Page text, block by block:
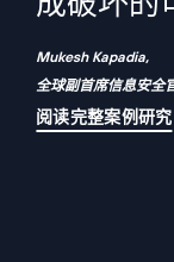
成破坏的
Mukesh Kapadia,
全球副首席信息安全
阅读完整案例研究